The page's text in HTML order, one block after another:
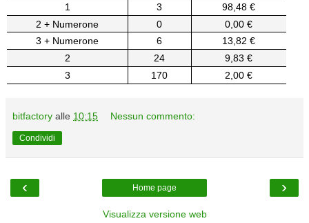
1
3
98,48 €
2 + Numerone
0
0,00 €
3 + Numerone
6
13,82 €
2
24
9,83 €
3
170 2,00 €
bitfactory alle 10:15 Nessun commento:
Condividi
‹ ›
Home page
Visualizza versione web